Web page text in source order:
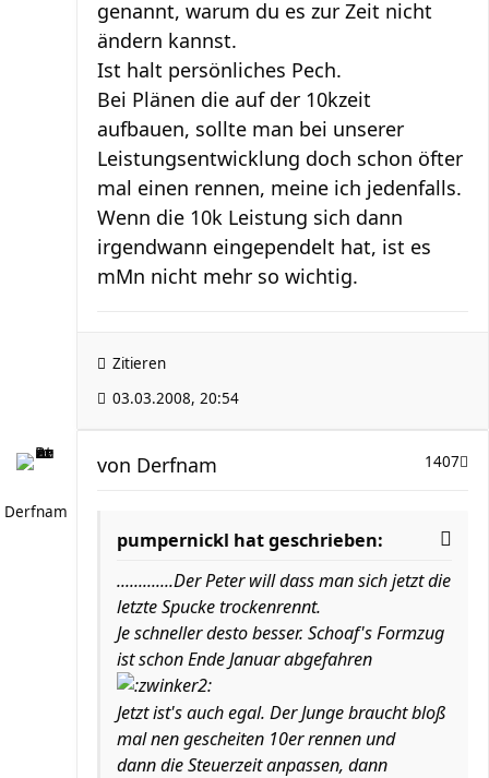
genannt, warum du es zur Zeit nicht
ändern kannst.
Ist halt persönliches Pech.
Bei Plänen die auf der 10kzeit
aufbauen, sollte man bei unserer
Leistungsentwicklung doch schon öfter
mal einen rennen, meine ich jedenfalls.
Wenn die 10k Leistung sich dann
irgendwann eingependelt hat, ist es
mMn nicht mehr so wichtig.
Zitieren
03.03.2008, 20:54
Derfnam
1407
von Derfnam
pumpernickl hat geschrieben:
.............Der Peter will dass man sich jetzt die
letzte Spucke trockenrennt.
Je schneller desto besser. Schoaf's Formzug
ist schon Ende Januar abgefahren
Jetzt ist's auch egal. Der Junge braucht bloß
mal nen gescheiten 10er rennen und
dann die Steuerzeit anpassen, dann